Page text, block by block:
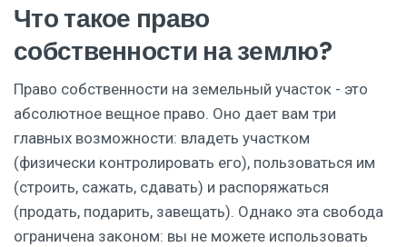
Что такое право
собственности на землю?
Право собственности на земельный участок - это
абсолютное вещное право. Оно дает вам три
главных возможности: владеть участком
(физически контролировать его), пользоваться им
(строить, сажать, сдавать) и распоряжаться
(продать, подарить, завещать). Однако эта свобода
ограничена законом: вы не можете использовать